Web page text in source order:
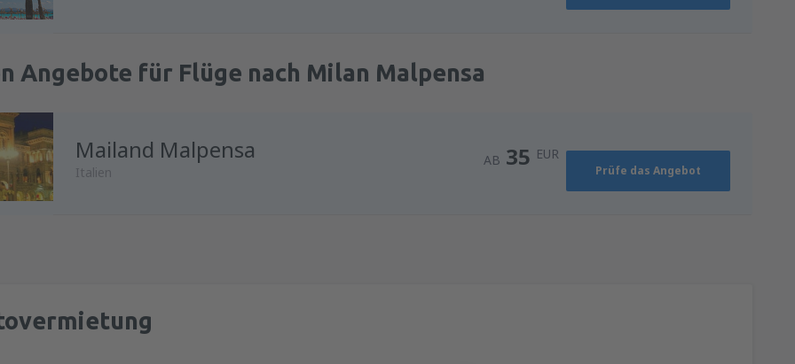
Angebote für Flüge nach Milan Malpensa
Mailand Malpensa
Italien
AB 35 EUR
Prüfe das Angebot